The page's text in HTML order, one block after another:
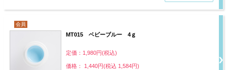
会員
MT015 ベビーブルー 4ｇ
定価：1,980円(税込)
価格： 1,440円(税込 1,584円)